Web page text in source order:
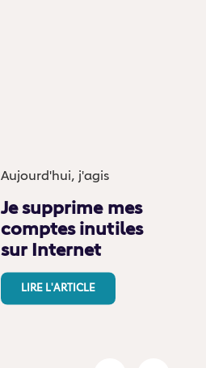
Aujourd'hui, j'agis
Je supprime mes
comptes inutiles
sur Internet
LIRE L'ARTICLE